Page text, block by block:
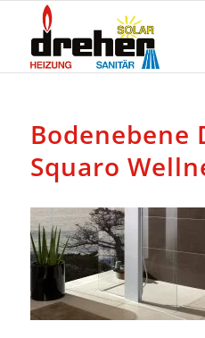
Bodenebene
Squaro